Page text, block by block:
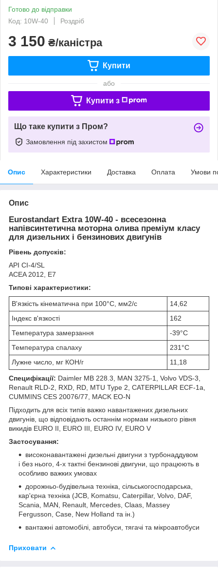
Готово до відправки
Код: 10W-40
Роздріб
3 150 ₴/каністра
Купити
або
Купити з
Що таке купити з Пром?
Замовлення під захистом
Опис Характеристики Доставка Оплата Умови
Опис
Eurostandart Extra 10W-40 - всесезонна
напівсинтетична моторна олива преміум класу
для дизельних і бензинових двигунів
Рівень допусків:
API CI-4/SL
ACEA 2012, E7
Типові характеристики:
В'язкість кінематична при 100°С, мм2/с
14,62
Індекс в'язкості
162
Температура замерзання
-39°С
Температура спалаху
231°С
Лужне число, мг КОН/г
11,18
Специфікації: Daimler MB 228.3, MAN 3275-1, Volvo VDS-3,
Renault RLD-2, RXD, RD, MTU Type 2, CATERPILLAR ECF-1a,
CUMMINS CES 20076/77, MACK EO-N
Підходить для всіх типів важко навантажених дизельних
двигунів, що відповідають останнім нормам низького рівня
викидів EURO II, EURO III, EURO IV, EURO V
Застосування:
високонавантажені дизельні двигуни з турбонаддувом
і без нього, 4-х тактні бензинові двигуни, що працюють в
особливо важких умовах
дорожньо-будівельна техніка, сільськогосподарська,
кар'єрна техніка (JCB, Komatsu, Caterpillar, Volvo, DAF,
Scania, MAN, Renault, Mercedes, Claas, Massey
Fergusson, Case, New Holland та ін.)
вантажні автомобілі, автобуси, тягачі та мікроавтобуси
Приховати